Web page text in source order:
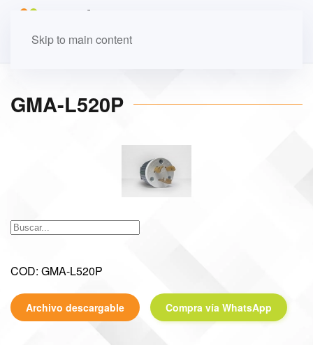
Skip to main content
GMA-L520P
COD: GMA-L520P
Archivo descargable Compra vía WhatsApp